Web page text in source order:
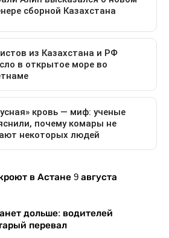
в Астане 9 августа
дольше: водителей
перевал